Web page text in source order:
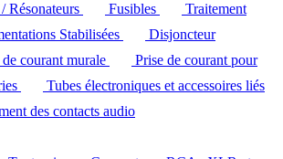
Résonateurs
Fusibles
Traitement
Stabilisées
Disjoncteur
de courant murale
Prise de courant pour
Tubes électroniques et accessoires liés
des contacts audio